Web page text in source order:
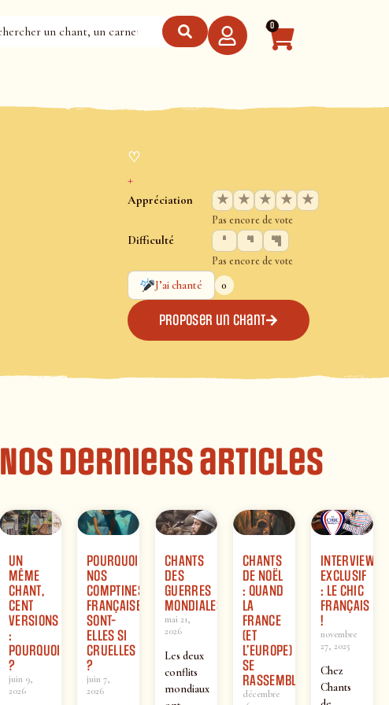
0
♡
+
Appréciation ★ ★ ★ ★ ★
Pas encore de vote
Difficulté
Pas encore de vote
J’ai chanté
0
Proposer un chant
Nos derniers articles
UN
MÊME
CHANT,
CENT
VERSIONS
:
POURQUOI
?
juin 9,
2026
POURQUOI
NOS
COMPTINES
FRANÇAISES
SONT-
ELLES SI
CRUELLES
?
juin 7,
2026
CHANTS
DES
GUERRES
MONDIALES
mai 21,
2026
Les deux
conflits
mondiaux
CHANTS
DE NOËL
: QUAND
LA
FRANCE
(ET
L’EUROPE)
SE
RASSEMBLENT
décembre
INTERVIEW
EXCLUSIF
: LE CHIC
FRANÇAIS
!
novembre
27, 2025
Chez
Chants